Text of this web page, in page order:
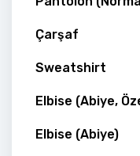
Çarşaf
Sweatshirt
Elbise (Abiye,
Elbise (Abiye)